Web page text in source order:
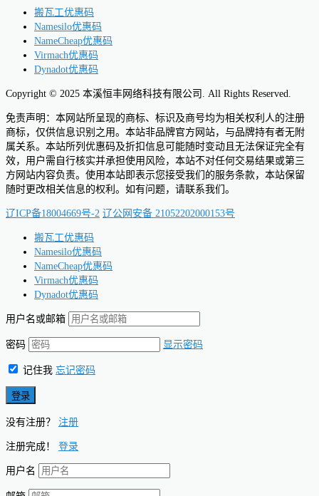
搬瓦工优惠码
Namesilo优惠码
NameCheap优惠码
Virmach优惠码
Dynadot优惠码
Copyright © 2025 本溪恒丰网络科技有限公司. All Rights Reserved.
免责声明：本网站所呈现的商标、标识及商号均为相关权利人的注册
商标，仅供信息识别之用。本站非品牌官方网站，与品牌持有者无附
属关系。本站所列优惠码及折扣信息可能随时变动且无法保证完全有
效，用户需自行核实并承担使用风险，本站不对任何交易结果或第三
方网站内容负责。使用本站即表示您接受我们的服务条款，本站保留
随时更改相关信息的权利。如有问题，请联系我们。
辽ICP备18004669号-2 辽公网安备 21052202000153号
搬瓦工优惠码
Namesilo优惠码
NameCheap优惠码
Virmach优惠码
Dynadot优惠码
用户名或邮箱
密码 显示密码
记住我 忘记密码
没有注册？ 注册
注册完成！ 登录
用户名